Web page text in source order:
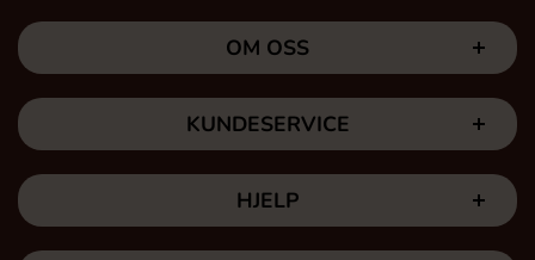
OM OSS
KUNDESERVICE
HJELP